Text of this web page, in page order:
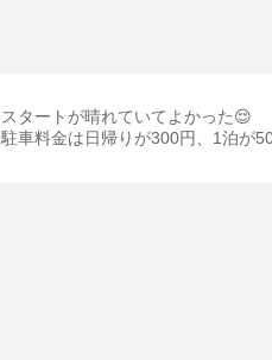
スタートが晴れていてよかった😌
駐車料金は日帰りが300円、1泊が